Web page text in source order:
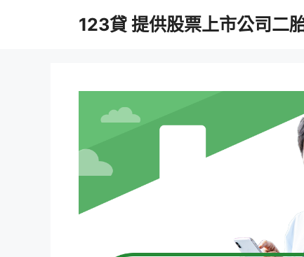
123貸 提供股票上市公司二